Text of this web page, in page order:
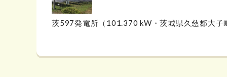
茨597発電所（101.370 kW・茨城県久慈郡大子